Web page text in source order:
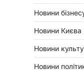
Новини
Новини Києва
Новини
Новини